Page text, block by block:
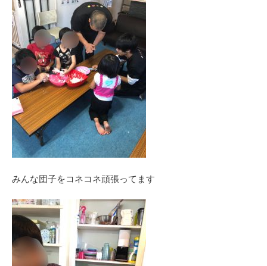
みんな団子をコネコネ頑張ってます